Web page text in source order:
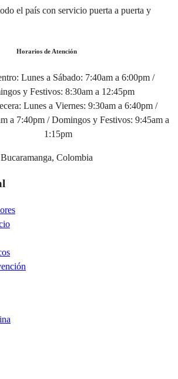
el país con servicio puerta a puerta y
Horarios de Atención
Lunes a Sábado: 7:40am a 6:00pm /
y Festivos: 8:30am a 12:45pm
Lunes a Viernes: 9:30am a 6:40pm /
a 7:40pm / Domingos y Festivos: 9:45am a
1:15pm
Bucaramanga, Colombia